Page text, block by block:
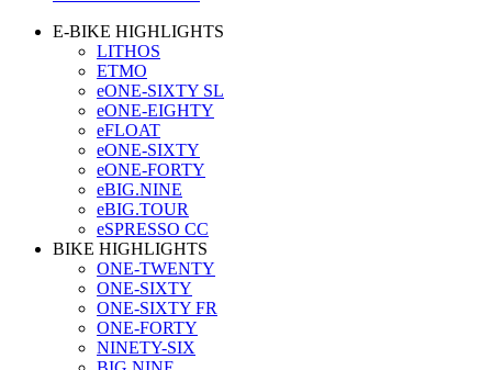
E-BIKE HIGHLIGHTS
LITHOS
ETMO
eONE-SIXTY SL
eONE-EIGHTY
eFLOAT
eONE-SIXTY
eONE-FORTY
eBIG.NINE
eBIG.TOUR
eSPRESSO CC
BIKE HIGHLIGHTS
ONE-TWENTY
ONE-SIXTY
ONE-SIXTY FR
ONE-FORTY
NINETY-SIX